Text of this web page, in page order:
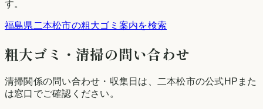
す。
福島県二本松市の粗大ゴミ案内を検索
粗大ゴミ・清掃の問い合わせ
清掃関係の問い合わせ・収集日は、 二本松市の公式HPまた
は窓口でご確認ください。